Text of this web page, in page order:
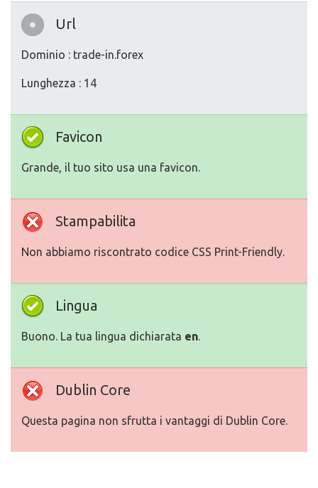
Url
Dominio : trade-in.forex
Lunghezza : 14
Favicon
Grande, il tuo sito usa una favicon.
Stampabilita
Non abbiamo riscontrato codice CSS Print-Friendly.
Lingua
Buono. La tua lingua dichiarata en.
Dublin Core
Questa pagina non sfrutta i vantaggi di Dublin Core.